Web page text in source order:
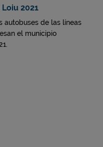
2021
autobuses de las líneas
el municipio